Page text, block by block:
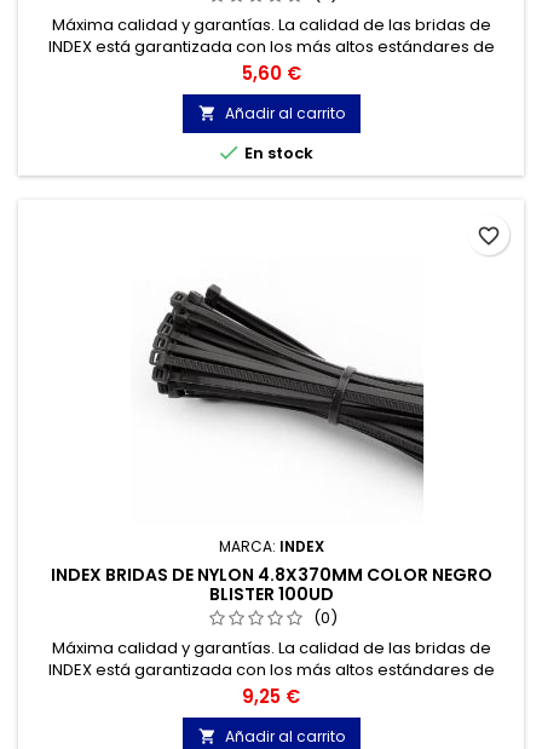
Máxima calidad y garantías. La calidad de las bridas de
INDEX está garantizada con los más altos estándares de
calidad, gracias a la certificación de acuerdo con la norma
UNE-EN 62275, que permite el marcado CE y con
homologación UL.
Precio
5,60 €
 Añadir al carrito
 En stock
MARCA: INDEX
INDEX BRIDAS DE NYLON 4.8X370MM COLOR NEGRO
BLISTER 100UD
(0)
Máxima calidad y garantías. La calidad de las bridas de
INDEX está garantizada con los más altos estándares de
calidad, gracias a la certificación de acuerdo con la norma
UNE-EN 62275, que permite el marcado CE y con
homologación UL.
Precio
9,25 €
 Añadir al carrito
favorite_border